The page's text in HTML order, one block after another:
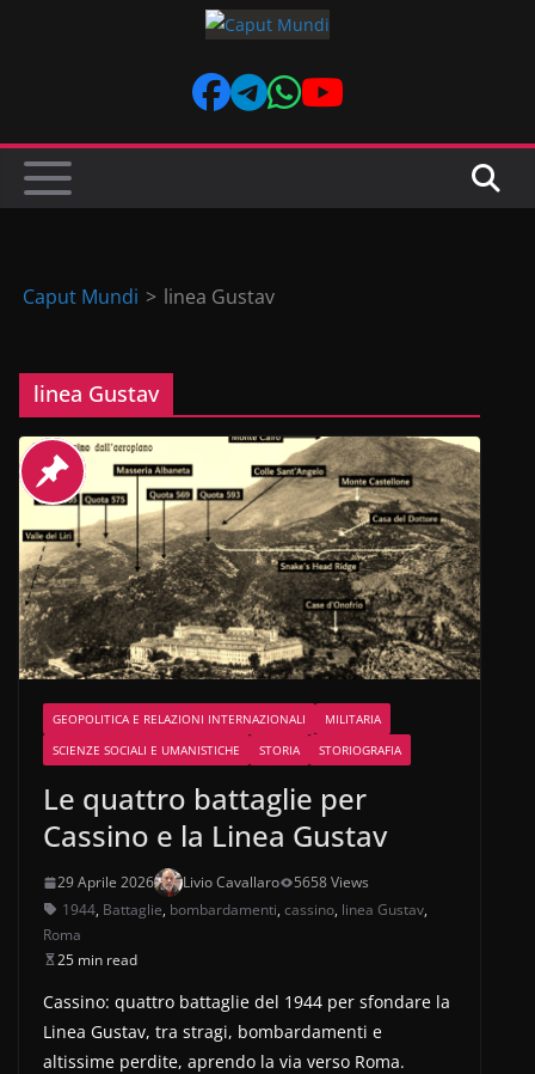
Caput Mundi > linea Gustav
linea Gustav
GEOPOLITICA E RELAZIONI INTERNAZIONALI
MILITARIA
SCIENZE SOCIALI E UMANISTICHE
STORIA STORIOGRAFIA
Le quattro battaglie per
Cassino e la Linea Gustav
29 Aprile 2026 Livio Cavallaro
5658 Views
1944, Battaglie, bombardamenti, cassino, linea Gustav,
Roma
25 min read
Cassino: quattro battaglie del 1944 per sfondare la
Linea Gustav, tra stragi, bombardamenti e
altissime perdite, aprendo la via verso Roma.